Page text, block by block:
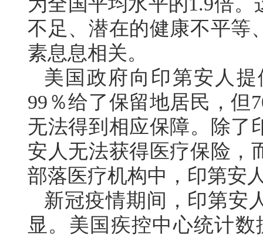
不足、潜在的健康不平等
素息息相关。
美国政府向印第安人
99％给了保留地居民，但
无法得到相应保障。除了
安人无法获得医疗保险，
部落医疗机构中，印第安
新冠疫情期间，印第安
显。美国疾控中心统计数